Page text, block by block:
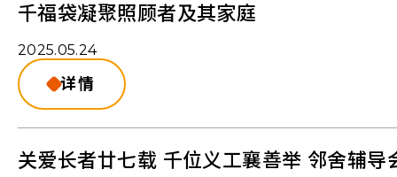
千福袋凝聚照顾者及其家庭
2025.05.24
详情
关爱长者廿七载 千位义工襄善举 邻舍辅导